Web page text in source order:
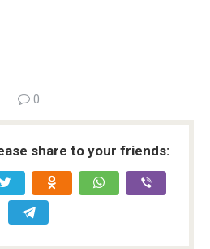
0
share to your friends: